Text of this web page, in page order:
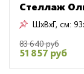
Стеллаж
ШxВxГ, см:
83 640 руб
51 857 руб